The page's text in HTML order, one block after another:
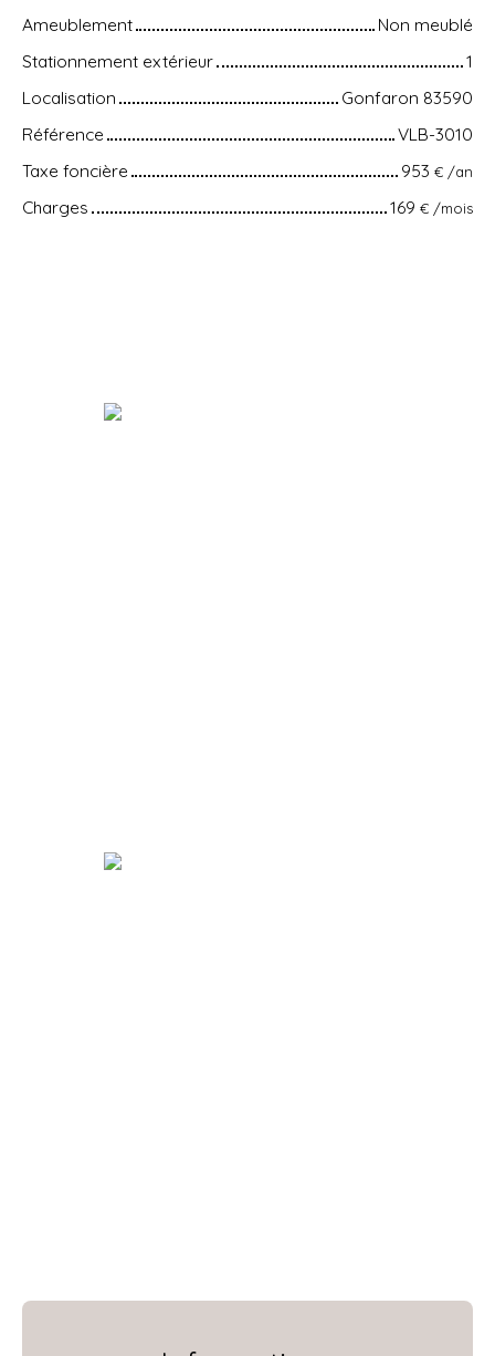
Ameublement
Non meublé
Stationnement extérieur
1
Localisation
Gonfaron 83590
Référence
VLB-3010
Taxe foncière
953 € /an
Charges 169 € /mois